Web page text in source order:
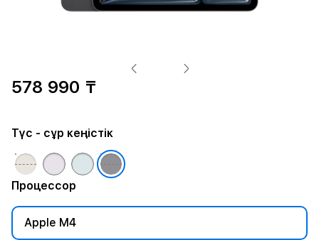
578 990 ₸
Түс - сұр кеңістік
Процессор
Apple M4